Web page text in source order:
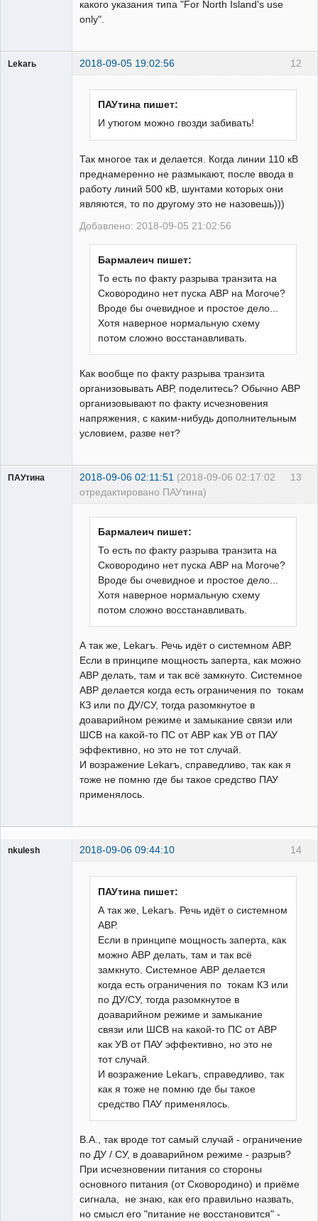
какого указания типа "For North Island's use
only".
12
Lekarь 2018-09-05 19:02:56
ПАУтина пишет:
И утюгом можно гвозди забивать!
Так многое так и делается. Когда линии 110 кВ
преднамеренно не размыкают, после ввода в
работу линий 500 кВ, шунтами которых они
являются, то по другому это не назовешь)))
Добавлено: 2018-09-05 21:02:56
Бармалеич пишет:
То есть по факту разрыва транзита на
Сковородино нет пуска АВР на Могоче?
Вроде бы очевидное и простое дело...
Хотя наверное нормальную схему
потом сложно восстанавливать.
Как вообще по факту разрыва транзита
организовывать АВР, поделитесь? Обычно АВР
организовывают по факту исчезновения
напряжения, с каким-нибудь дополнительным
условием, разве нет?
13
ПАУтина 2018-09-06 02:11:51 (2018-09-06 02:17:02
отредактировано ПАУтина)
Бармалеич пишет:
То есть по факту разрыва транзита на
Сковородино нет пуска АВР на Могоче?
Вроде бы очевидное и простое дело...
Хотя наверное нормальную схему
потом сложно восстанавливать.
А так же, Lekarъ. Речь идёт о системном АВР.
Если в принципе мощность заперта, как можно
АВР делать, там и так всё замкнуто. Системное
АВР делается когда есть ограничения по токам
КЗ или по ДУ/СУ, тогда разомкнутое в
доаварийном режиме и замыкание связи или
ШСВ на какой-то ПС от АВР как УВ от ПАУ
эффективно, но это не тот случай.
И возражение Lekarъ, справедливо, так как я
тоже не помню где бы такое средство ПАУ
применялось.
14
nkulesh 2018-09-06 09:44:10
ПАУтина пишет:
А так же, Lekarъ. Речь идёт о системном
АВР.
Если в принципе мощность заперта, как
можно АВР делать, там и так всё
замкнуто. Системное АВР делается
когда есть ограничения по токам КЗ или
по ДУ/СУ, тогда разомкнутое в
доаварийном режиме и замыкание
связи или ШСВ на какой-то ПС от АВР
как УВ от ПАУ эффективно, но это не
тот случай.
И возражение Lekarъ, справедливо, так
как я тоже не помню где бы такое
средство ПАУ применялось.
В.А., так вроде тот самый случай - ограничение
по ДУ / СУ, в доаварийном режиме - разрыв?
При исчезновении питания со стороны
основного питания (от Сковородино) и приёме
сигнала, не знаю, как его правильно назвать,
но смысл его "питание не восстановится" -